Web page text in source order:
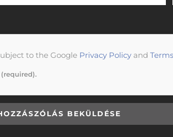
to the Google Privacy Policy and